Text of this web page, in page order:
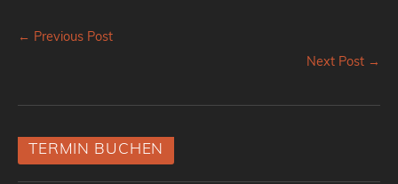
← Previous Post
Next Post →
TERMIN BUCHEN